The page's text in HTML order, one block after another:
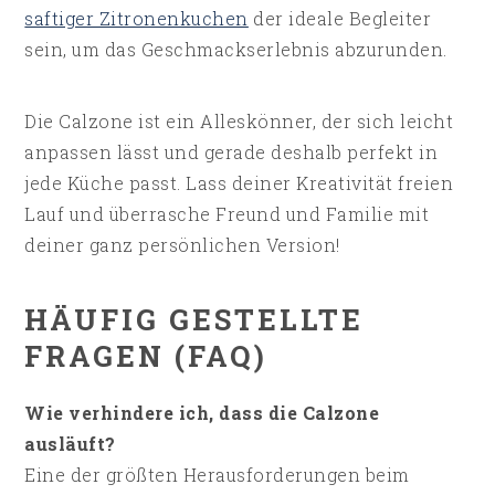
saftiger Zitronenkuchen der ideale Begleiter
sein, um das Geschmackserlebnis abzurunden.
Die Calzone ist ein Alleskönner, der sich leicht
anpassen lässt und gerade deshalb perfekt in
jede Küche passt. Lass deiner Kreativität freien
Lauf und überrasche Freund und Familie mit
deiner ganz persönlichen Version!
HÄUFIG GESTELLTE
FRAGEN (FAQ)
Wie verhindere ich, dass die Calzone
ausläuft?
Eine der größten Herausforderungen beim